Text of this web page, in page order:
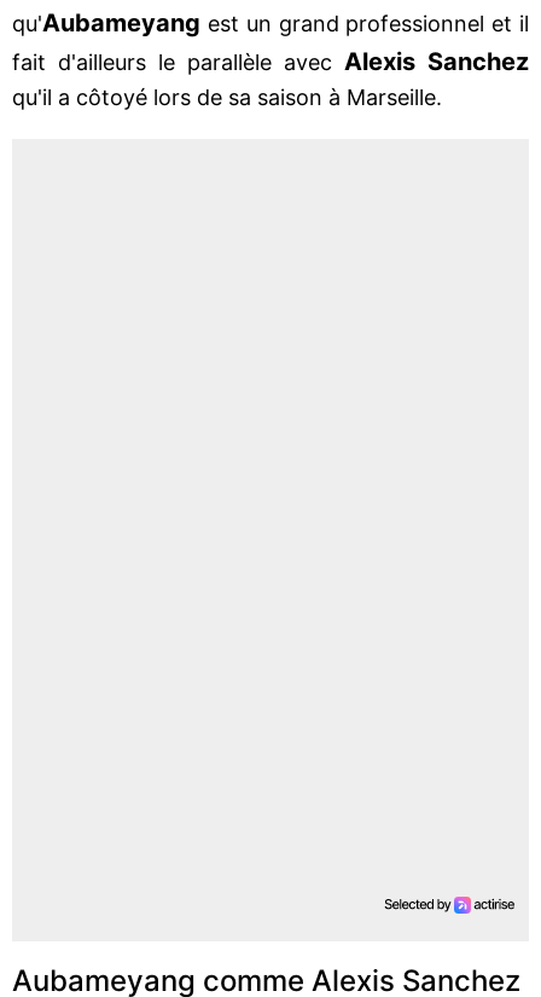
qu'Aubameyang est un grand professionnel et il
fait d'ailleurs le parallèle avec Alexis Sanchez
qu'il a côtoyé lors de sa saison à Marseille.
Aubameyang comme Alexis Sanchez